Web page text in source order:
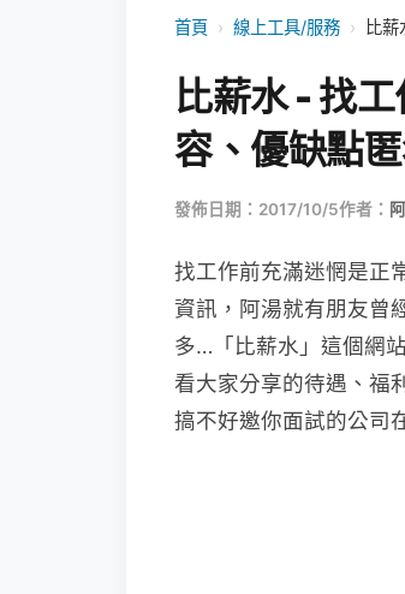
首頁 › 線上工具/服務 › 比
比薪水 - 找
容、優缺點
發佈日期：2017/10/5作者：
找工作前充滿迷惘是正
資訊，阿湯就有朋友曾
多…「比薪水」這個網
看大家分享的待遇、福
搞不好邀你面試的公司